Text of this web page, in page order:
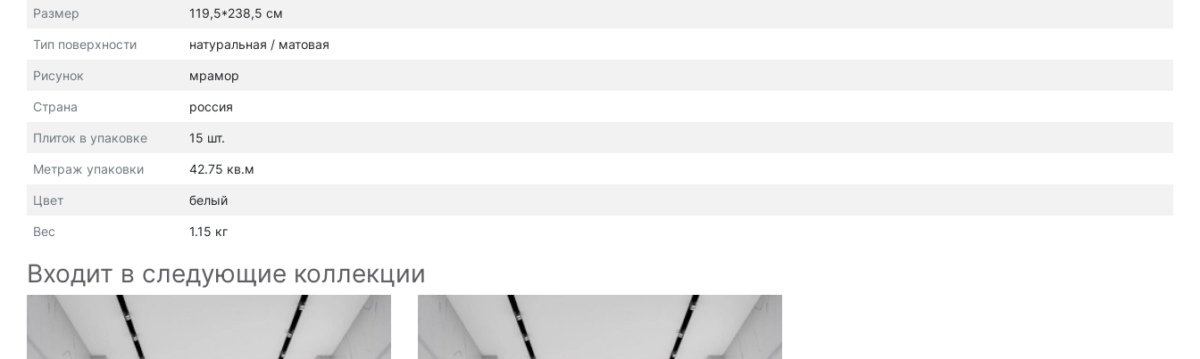
Размер 119,5*238,5 см
Тип поверхности натуральная / матовая
Рисунок мрамор
Страна россия
Плиток в упаковке 15 шт.
Метраж упаковки 42.75 кв.м
Цвет белый
Вес 1.15 кг
Входит в следующие коллекции